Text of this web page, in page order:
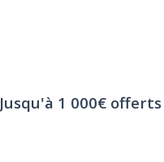
Jusqu'à 1 000€